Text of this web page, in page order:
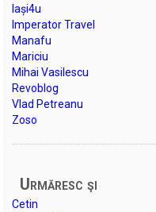
Iași4u
Imperator Travel
Manafu
Mariciu
Mihai Vasilescu
Revoblog
Vlad Petreanu
Zoso
Urmăresc şi
Cetin